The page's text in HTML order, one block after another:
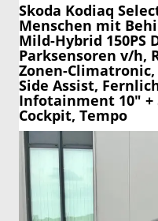
Skoda Kodiaq
Menschen mit
Mild-Hybrid 150PS
Parksensoren v/h,
Zonen-Climatronic,
Side Assist,
Infotainment 10"
Cockpit, Tempo